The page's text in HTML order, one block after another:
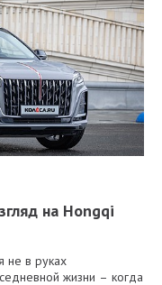
на Hongqi
не в руках
жизни – когда